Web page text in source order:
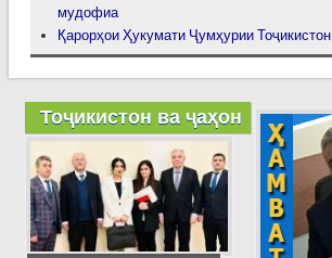
мудофиа
Қарорҳои Ҳукумати Ҷумҳурии Тоҷикистон
Тоҷикистон ва ҷаҳон